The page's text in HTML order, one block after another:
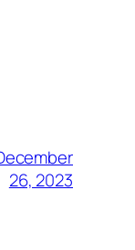
26, 2023